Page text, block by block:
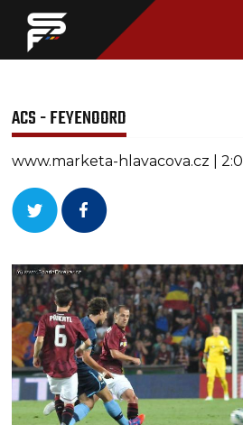
ACS - FEYENOORD
www.marketa-hlavacova.cz | 2:0